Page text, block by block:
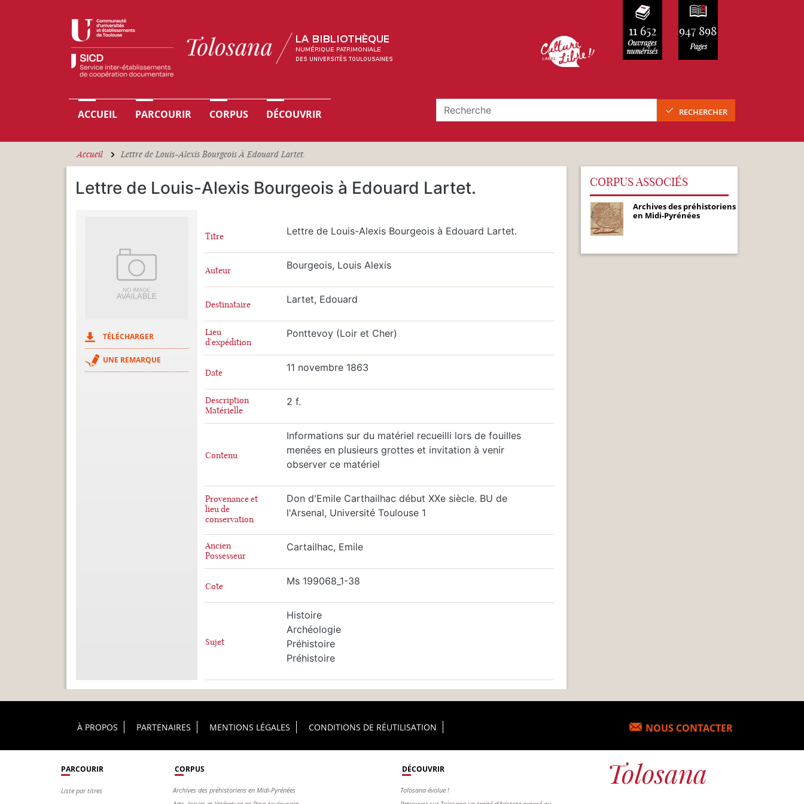
11 652 947 898
Navigation principale
ACCUEIL PARCOURIR CORPUS DÉCOUVRIR RECHERCHER
Accueil Lettre de Louis-Alexis Bourgeois À Edouard Lartet.
Lettre de Louis-Alexis Bourgeois à Edouard Lartet.
TÉLÉCHARGER
UNE REMARQUE
Titre Lettre de Louis-Alexis Bourgeois à Edouard Lartet.
Auteur Bourgeois, Louis Alexis
Destinataire Lartet, Edouard
Lieu
d'expédition
Ponttevoy (Loir et Cher)
Date 11 novembre 1863
Description
Matérielle
2 f.
Contenu
Informations sur du matériel recueilli lors de fouilles
menées en plusieurs grottes et invitation à venir
observer ce matériel
Provenance et
lieu de
conservation
Don d'Emile Carthailhac début XXe siècle. BU de
l'Arsenal, Université Toulouse 1
Ancien
Possesseur
Cartailhac, Emile
Cote Ms 199068_1-38
Sujet
Histoire
Archéologie
Préhistoire
Préhistoire
CORPUS ASSOCIÉS
Archives des préhistoriens
en Midi-Pyrénées
Footer Principal
À PROPOS PARTENAIRES MENTIONS LÉGALES CONDITIONS DE RÉUTILISATION NOUS CONTACTER
PARCOURIR
Liste par titres
CORPUS
Archives des préhistoriens en Midi-Pyrénées
DÉCOUVRIR
Tolosana évolue !